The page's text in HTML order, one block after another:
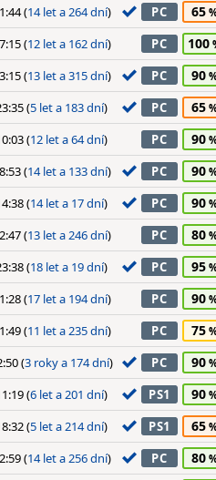
(14 let a 264 dní) PC 65
(12 let a 162 dní) PC 100
(13 let a 315 dní) PC 90
(5 let a 183 dní) PC 65
(12 let a 64 dní) PC 90
(14 let a 133 dní) PC 90
(14 let a 17 dní) PC 90
(13 let a 246 dní) PC 80
(18 let a 19 dní) PC 95
(17 let a 194 dní) PC 90
(11 let a 235 dní) PC 75
(3 roky a 174 dní) PC 90
(6 let a 201 dní) PS1 90
(5 let a 214 dní) PS1 65
(14 let a 256 dní) PC 80